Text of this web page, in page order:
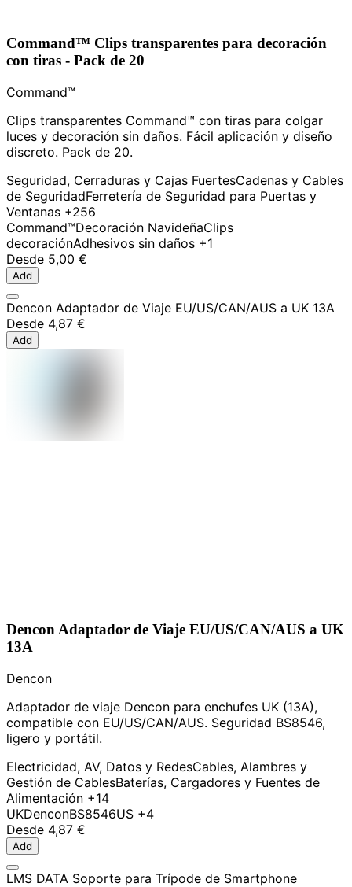
Command™ Clips transparentes para decoración
con tiras - Pack de 20
Command™
Clips transparentes Command™ con tiras para colgar
luces y decoración sin daños. Fácil aplicación y diseño
discreto. Pack de 20.
Seguridad, Cerraduras y Cajas FuertesCadenas y Cables
de SeguridadFerretería de Seguridad para Puertas y
Ventanas +256
Command™Decoración NavideñaClips
decoraciónAdhesivos sin daños +1
Desde 5,00 €
Add
Dencon Adaptador de Viaje EU/US/CAN/AUS a UK 13A
Desde 4,87 €
Add
Dencon Adaptador de Viaje EU/US/CAN/AUS a UK
13A
Dencon
Adaptador de viaje Dencon para enchufes UK (13A),
compatible con EU/US/CAN/AUS. Seguridad BS8546,
ligero y portátil.
Electricidad, AV, Datos y RedesCables, Alambres y
Gestión de CablesBaterías, Cargadores y Fuentes de
Alimentación +14
UKDenconBS8546US +4
Desde 4,87 €
Add
LMS DATA Soporte para Trípode de Smartphone